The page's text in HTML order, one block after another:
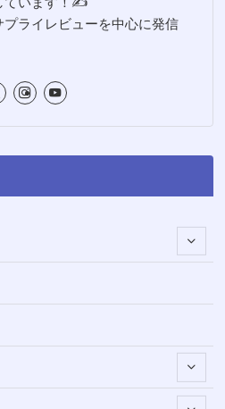
ライレビューを中心に発信